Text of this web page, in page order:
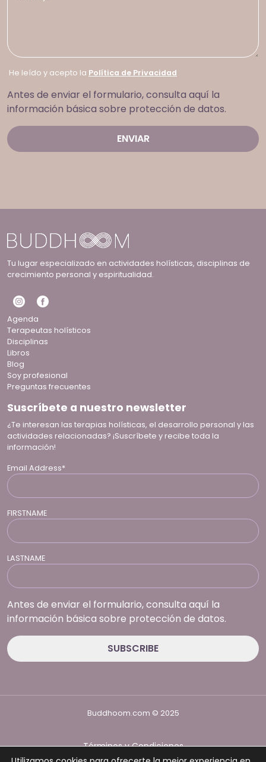
He leído y acepto la Política de Privacidad
Antes de enviar el formulario, consulta aquí la
información básica sobre protección de datos.
Tu lugar especializado en actividades holísticas, disciplinas de
crecimiento personal y espiritualidad.
Agenda
Terapeutas holísticos
Disciplinas
Libros
Blog
Soy profesional
Preguntas frecuentes
Suscríbete a nuestro newsletter
¿Te interesan las terapias holísticas, el desarrollo personal y las
actividades relacionadas? ¡Suscríbete y recibe toda la
información!
Email Address*
FIRSTNAME
LASTNAME
Antes de enviar el formulario, consulta aquí la
información básica sobre protección de datos.
Buddhoom.com © 2025
Términos y Condiciones
Política de Privacidad